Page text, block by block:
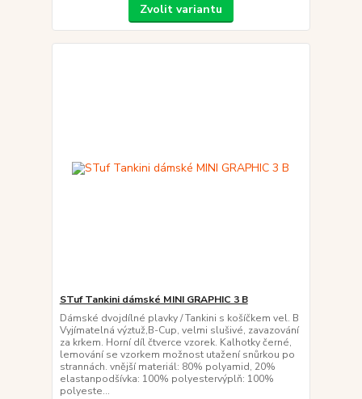
Zvolit variantu
STuf Tankini dámské MINI GRAPHIC 3 B
Dámské dvojdílné plavky / Tankini s košíčkem vel. B
Vyjímatelná výztuž,B-Cup, velmi slušivé, zavazování
za krkem. Horní díl čtverce vzorek. Kalhotky černé,
lemování se vzorkem možnost utažení snůrkou po
strannách. vnější materiál: 80% polyamid, 20%
elastanpodšívka: 100% polyestervýplň: 100%
polyeste...